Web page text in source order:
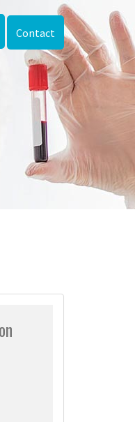
Contact